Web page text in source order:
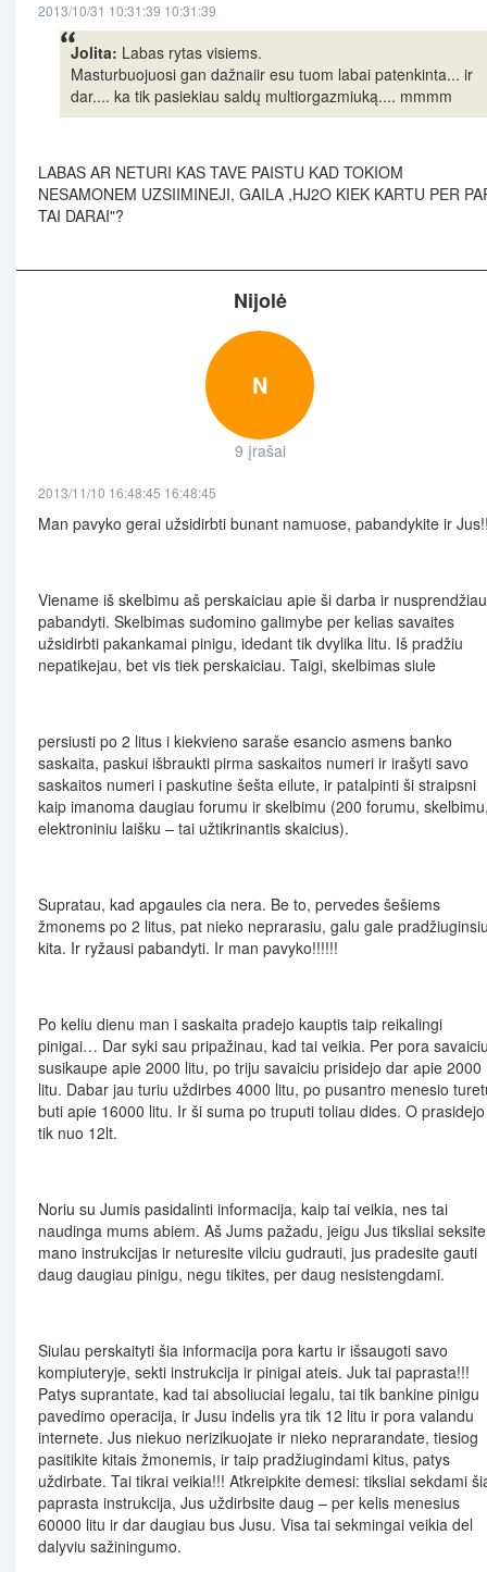
2013/10/31 10:31:39 10:31:39
Jolita: Labas rytas visiems.
Masturbuojuosi gan dažnaiir esu tuom labai patenkinta... ir
dar.... ka tik pasiekiau saldų multiorgazmiuką.... mmmm
LABAS AR NETURI KAS TAVE PAISTU KAD TOKIOM
NESAMONEM UZSIIMINEJI, GAILA ,HJ2O KIEK KARTU PER
TAI DARAI"?
Nijolė
N
9 įrašai
2013/11/10 16:48:45 16:48:45
Man pavyko gerai užsidirbti bunant namuose, pabandykite ir
Viename iš skelbimu aš perskaiciau apie ši darba ir nusprendžiau
pabandyti. Skelbimas sudomino galimybe per kelias savaites
užsidirbti pakankamai pinigu, idedant tik dvylika litu. Iš pradžiu
nepatikejau, bet vis tiek perskaiciau. Taigi, skelbimas siule
persiusti po 2 litus i kiekvieno saraše esancio asmens banko
saskaita, paskui išbraukti pirma saskaitos numeri ir irašyti savo
saskaitos numeri i paskutine šešta eilute, ir patalpinti ši straipsni
kaip imanoma daugiau forumu ir skelbimu (200 forumu,
elektroniniu laišku – tai užtikrinantis skaicius).
Supratau, kad apgaules cia nera. Be to, pervedes šešiems
žmonems po 2 litus, pat nieko neprarasiu, galu gale
kita. Ir ryžausi pabandyti. Ir man pavyko!!!!!!
Po keliu dienu man i saskaita pradejo kauptis taip reikalingi
pinigai… Dar syki sau pripažinau, kad tai veikia. Per pora
susikaupe apie 2000 litu, po triju savaiciu prisidejo dar apie 2000
litu. Dabar jau turiu uždirbes 4000 litu, po pusantro menesio
buti apie 16000 litu. Ir ši suma po truputi toliau dides. O prasidejo
tik nuo 12lt.
Noriu su Jumis pasidalinti informacija, kaip tai veikia, nes tai
naudinga mums abiem. Aš Jums pažadu, jeigu Jus tiksliai seksite
mano instrukcijas ir neturesite vilciu gudrauti, jus pradesite gauti
daug daugiau pinigu, negu tikites, per daug nesistengdami.
Siulau perskaityti šia informacija pora kartu ir išsaugoti savo
kompiuteryje, sekti instrukcija ir pinigai ateis. Juk tai paprasta!!!
Patys suprantate, kad tai absoliuciai legalu, tai tik bankine pinigu
pavedimo operacija, ir Jusu indelis yra tik 12 litu ir pora valandu
internete. Jus niekuo nerizikuojate ir nieko neprarandate, tiesiog
pasitikite kitais žmonemis, ir taip pradžiugindami kitus, patys
uždirbate. Tai tikrai veikia!!! Atkreipkite demesi: tiksliai sekdami
paprasta instrukcija, Jus uždirbsite daug – per kelis menesius
60000 litu ir dar daugiau bus Jusu. Visa tai sekmingai veikia del
dalyviu sažiningumo.